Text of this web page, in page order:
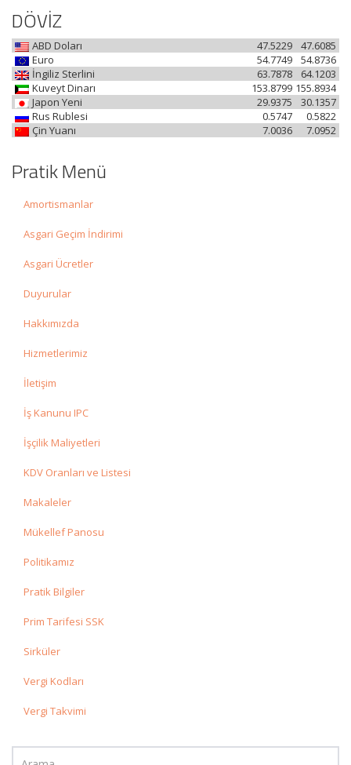
DÖVİZ
ABD Doları 47.6085
47.5229
Euro
54.8736
54.7749
İngiliz Sterlini
64.1203
63.7878
Kuveyt Dinarı
155.8934
153.8799
Japon Yeni
30.1357
29.9375
Rus Rublesi
0.5822
0.5747
Çin Yuanı
7.0952
7.0036
Pratik Menü
Amortismanlar
Asgari Geçim İndirimi
Asgari Ücretler
Duyurular
Hakkımızda
Hizmetlerimiz
İletişim
İş Kanunu IPC
İşçilik Maliyetleri
KDV Oranları ve Listesi
Makaleler
Mükellef Panosu
Politikamız
Pratik Bilgiler
Prim Tarifesi SSK
Sirküler
Vergi Kodları
Vergi Takvimi